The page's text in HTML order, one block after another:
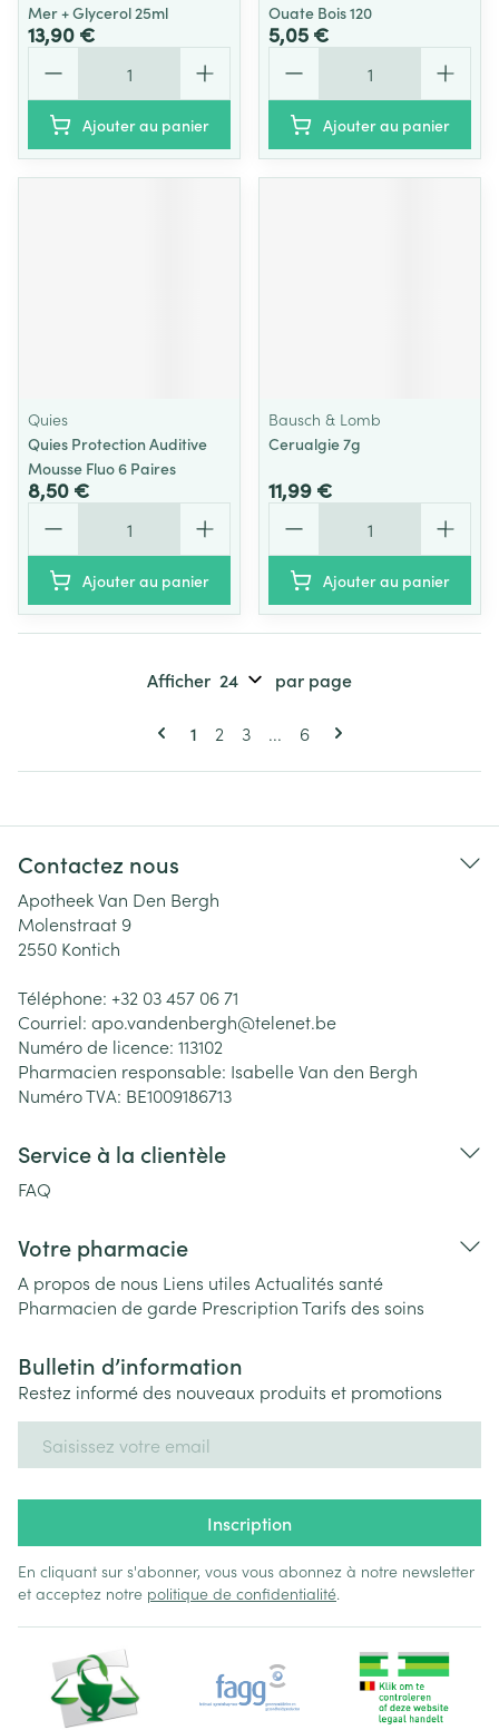
Mer + Glycerol 25ml
13,90 €
Ajouter au panier
Ouate Bois 120
5,05 €
Ajouter au panier
Quies
Quies Protection Auditive
Mousse Fluo 6 Paires
8,50 €
Ajouter au panier
Bausch & Lomb
Cerualgie 7g
11,99 €
Ajouter au panier
Pages
Vous lisez actuellement la page
1 Page
2 Page
3 ... Page
6
Afficher par page
Contactez nous
Apotheek Van Den Bergh
Molenstraat 9
2550 Kontich
Téléphone: +32 03 457 06 71
Courriel: apo.vandenbergh@telenet.be
Numéro de licence: 113102
Pharmacien responsable: Isabelle Van den Bergh
Numéro TVA: BE1009186713
Service à la clientèle
FAQ
Votre pharmacie
A propos de nous Liens utiles Actualités santé
Pharmacien de garde PrescriptionTarifs des soins
Bulletin d’information
Restez informé des nouveaux produits et promotions
Inscription
En cliquant sur s'abonner, vous vous abonnez à notre newsletter
et acceptez notre politique de confidentialité.